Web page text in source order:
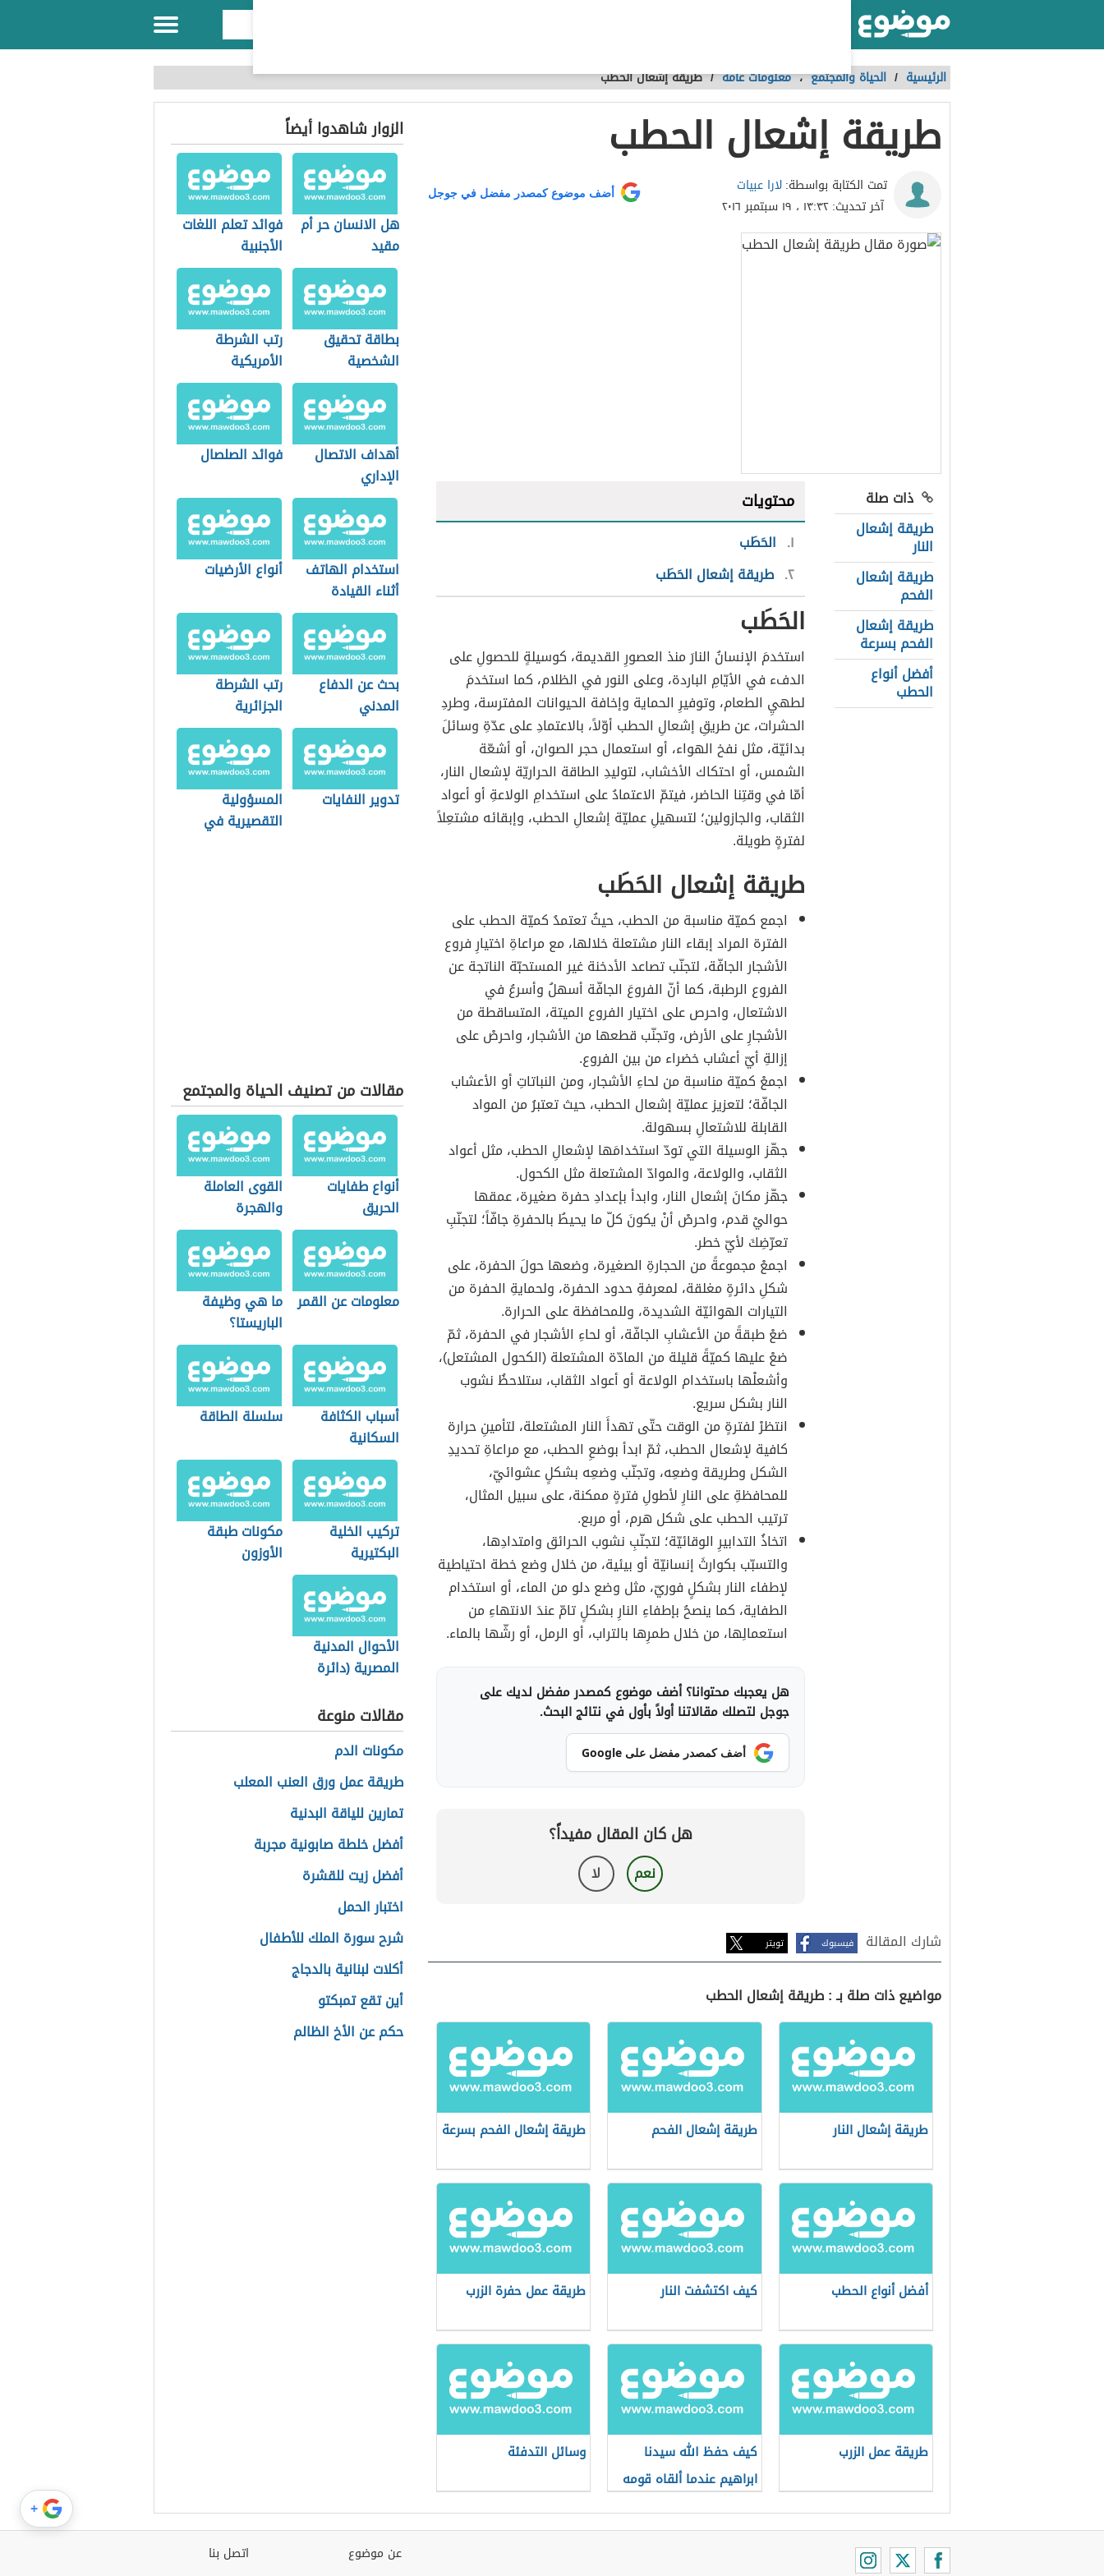
الرئيسية / الحياة والمجتمع،معلومات عامة /طريقة إشعال الحطب
طريقة إشعال الحطب
تمت الكتابة بواسطة:لارا عبيات
آخر تحديث:١٣:٣٢ ، ١٩ سبتمبر ٢٠١٦
أضف موضوع كمصدر مفضل في جوجل
ذات صلة
طريقة إشعال
النار
طريقة إشعال
الفحم
طريقة إشعال
الفحم بسرعة
أفضل أنواع
الحطب
محتويات
١ الحَطَب
٢ طريقة إشعال الحَطَب
الحَطَب
استخدمَ الإنسانُ النارَ منذ العصورِ القديمة، كوسيلةٍ للحصولِ على
الدفء في الأيّامِ الباردة، وعلى النور في الظلام، كما استخدمَ
لطهيِ الطعام، وتوفيرِ الحماية وإخافة الحيوانات المفترسة، وطردِ
الحشرات، عن طريقِ إشعالِ الحطب أوّلاً، بالاعتمادِ على عدّةِ وسائلَ
بدائيّة، مثل نفخ الهواء، أو استعمال حجر الصوان، أو أشعّة
الشمس، أو احتكاك الأخشاب، لتوليدِ الطاقة الحراريّة لإشعال النار،
أمّا في وقتِنا الحاضر، فيتمّ الاعتمادُ على استخدامِ الولاعةِ أو أعواد
الثقاب، والجازولين؛ لتسهيلِ عمليّة إشعالِ الحطب، وإبقائه مشتعِلاً
لفترةٍ طويلة.
طريقة إشعال الحَطَب
اجمع كميّة مناسبة من الحطب، حيثُ تعتمدُ كميّة الحطب على
الفترة المراد إبقاء النار مشتعلة خلالها، مع مراعاةِ اختيارِ فروع
الأشجار الجافّة، لتجنّب تصاعد الأدخنة غير المستحبّة الناتجة عن
الفروع الرطبة، كما أنّ الفروعَ الجافّة أسهلُ وأسرعُ في
الاشتعال، واحرص على اختيار الفروع الميتة، المتساقطة من
الأشجارِ على الأرض، وتجنّب قطعها من الأشجار، واحرصْ على
إزالةِ أيّ أعشاب خضراء من بين الفروع.
اجمعْ كميّة مناسبة من لحاءِ الأشجار، ومن النباتاتِ أو الأعشاب
الجافّة؛ لتعزيز عمليّة إشعال الحطب، حيث تعتبرُ من المواد
القابلة للاشتعالِ بسهولة.
جهّز الوسيلة التي تودّ استخدامَها لإشعالِ الحطب، مثل أعواد
الثقاب، والولاعة، والموادّ المشتعلة مثل الكحول.
جهّز مكانَ إشعال النار، وابدأ بإعدادِ حفرة صغيرة، عمقها
حواليْ قدم، واحرصْ أنْ يكونَ كلّ ما يحيطُ بالحفرةِ جافّاً؛ لتجنّبِ
تعرّضِكَ لأيّ خطر.
اجمعْ مجموعةً من الحجارةِ الصغيرة، وضعها حولَ الحفرة، على
شكلِ دائرةٍ مغلقة، لمعرفةِ حدود الحفرة، ولحمايةِ الحفرة من
التيارات الهوائيّة الشديدة، وللمحافظة على الحرارة.
ضعْ طبقةً من الأعشابِ الجافّة، أو لحاءِ الأشجار في الحفرة، ثمّ
ضعْ عليها كميّةً قليلة من المادّة المشتعلة (الكحول المشتعل)،
وأشعلْها باستخدام الولاعة أو أعواد الثقاب، ستلاحظُ نشوب
النار بشكل سريع.
انتظرْ لفترةٍ من الوقت حتّى تهدأَ النار المشتعلة، لتأمينِ حرارة
كافية لإشعال الحطب، ثمّ ابدأ بوضعِ الحطب، مع مراعاةِ تحديدِ
الشكل وطريقة وضعِه، وتجنّب وضعِه بشكلٍ عشوائيّ،
للمحافظةِ على النارِ لأطولِ فترةٍ ممكنة، على سبيل المثال،
ترتيب الحطب على شكل هرم، أو مربع.
اتخاذُ التدابيرِ الوقائيّة؛ لتجنّبِ نشوب الحرائق وامتدادِها،
والتسبّب بكوارثَ إنسانيّة أو بيئية، من خلال وضع خطة احتياطية
لإطفاء النار بشكلٍ فوريّ، مثل وضع دلو من الماء، أو استخدام
الطفاية، كما ينصحُ بإطفاءِ النارِ بشكلٍ تامّ عندَ الانتهاءِ من
استعمالِها، من خلال طمرِها بالتراب، أو الرمل، أو رشّها بالماء.
هل يعجبك محتوانا؟ أضف موضوع كمصدر مفضل لديك على
جوجل لتصلك مقالاتنا أولاً بأول في نتائج البحث.
أضف كمصدر مفضل على Google
هل كان المقال مفيداً؟
نعم لا
شارك المقالة فيسبوك تويتر
مواضيع ذات صلة بـ : طريقة إشعال الحطب
طريقة إشعال النار طريقة إشعال الفحم طريقة إشعال الفحم بسرعة
أفضل أنواع الحطب كيف اكتشفت النار طريقة عمل حفرة الزرب
طريقة عمل الزرب
كيف حفظ الله سيدنا
ابراهيم عندما ألقاه قومه
وسائل التدفئة
الزوار شاهدوا أيضاً
هل الانسان حر أم
مقيد
فوائد تعلم اللغات
الأجنبية
بطاقة تحقيق
الشخصية
رتب الشرطة
الأمريكية
أهداف الاتصال
الإداري
فوائد الصلصال
استخدام الهاتف
أثناء القيادة
أنواع الأرضيات
بحث عن الدفاع
المدني
رتب الشرطة
الجزائرية
تدوير النفايات
المسؤولية
التقصيرية في
مقالات من تصنيف الحياة والمجتمع
أنواع طفايات
الحريق
القوى العاملة
والهجرة
معلومات عن القمر ما هي وظيفة
الباريستا؟
أسباب الكثافة
السكانية
سلسلة الطاقة
تركيب الخلية
البكتيرية
مكونات طبقة
الأوزون
الأحوال المدنية
المصرية (دائرة
مقالات منوعة
مكونات الدم
طريقة عمل ورق العنب المعلب
تمارين للياقة البدنية
أفضل خلطة صابونية مجربة
أفضل زيت للقشرة
اختبار الحمل
شرح سورة الملك للأطفال
أكلات لبنانية بالدجاج
أين تقع تمبكتو
حكم عن الأخ الظالم
اتصل بنا
عن موضوع
+